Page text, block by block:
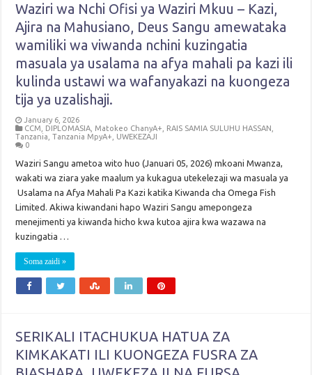
Waziri wa Nchi Ofisi ya Waziri Mkuu – Kazi,
Ajira na Mahusiano, Deus Sangu amewataka
wamiliki wa viwanda nchini kuzingatia
masuala ya usalama na afya mahali pa kazi ili
kulinda ustawi wa wafanyakazi na kuongeza
tija ya uzalishaji.
January 6, 2026
CCM
DIPLOMASIA Matokeo ChanyA+ RAIS SAMIA SULUHU HASSAN
Tanzania ,Tanzania MpyA+
UWEKEZAJI
0
Waziri Sangu ametoa wito huo (Januari 05, 2026) mkoani Mwanza,
wakati wa ziara yake maalum ya kukagua utekelezaji wa masuala ya
Usalama na Afya Mahali Pa Kazi katika Kiwanda cha Omega Fish
Limited. Akiwa kiwandani hapo Waziri Sangu amepongeza
menejimenti ya kiwanda hicho kwa kutoa ajira kwa wazawa na
kuzingatia …
Soma zaidi »
SERIKALI ITACHUKUA HATUA ZA
KIMKAKATI ILI KUONGEZA FUSRA ZA